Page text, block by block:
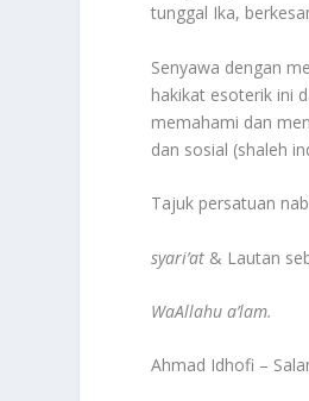
tunggal Ika,
Senyawa dengan
hakikat esoterik ini
memahami dan
dan sosial (shaleh
Tajuk persatuan
syari’at & Lautan
WaAllahu a’lam.
Ahmad Idhofi –